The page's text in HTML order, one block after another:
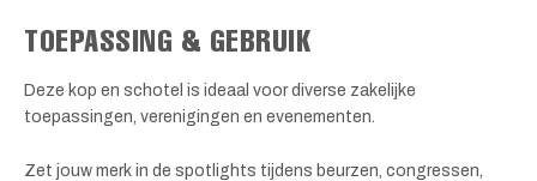
TOEPASSING & GEBRUIK
Deze kop en schotel is ideaal voor diverse zakelijke
toepassingen, verenigingen en evenementen.
Zet jouw merk in de spotlights tijdens beurzen, congressen,